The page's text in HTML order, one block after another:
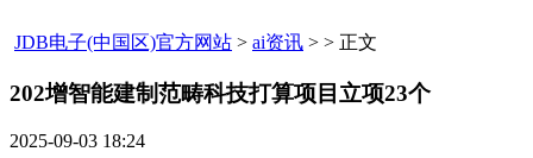
JDB电子(中国区)官方网站 > ai资讯 > > 正文
202增智能建制范畴科技打算项目立项23个​
2025-09-03 18:24